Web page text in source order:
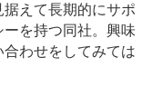
えて長期的にサポ
を持つ同社。興味
わせをしてみては